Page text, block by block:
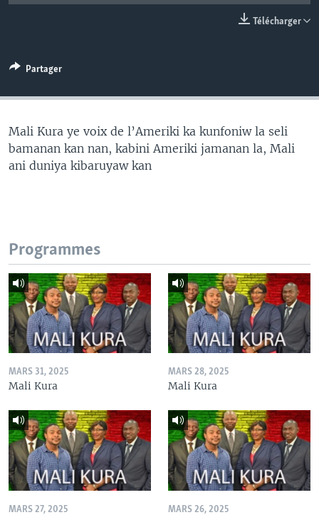
Télécharger
Partager
Mali Kura ye voix de l’Ameriki ka kunfoniw la seli
bamanan kan nan, kabini Ameriki jamanan la, Mali
ani duniya kibaruyaw kan
Programmes
MARS 31, 2025
Mali Kura
MARS 28, 2025
Mali Kura
MARS 27, 2025 MARS 26, 2025